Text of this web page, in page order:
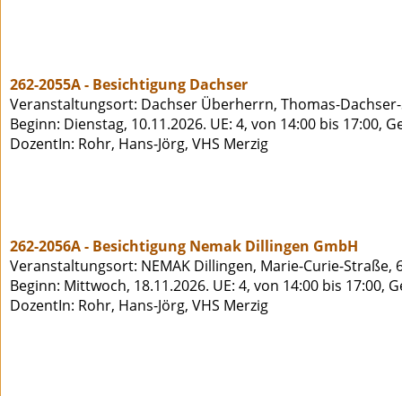
262-2055A - Besichtigung Dachser
Veranstaltungsort: Dachser Überherrn, Thomas-
Beginn: Dienstag, 10.11.2026. UE: 4, von 14:00 bis 17:00,
DozentIn: Rohr, Hans-Jörg, VHS Merzig
262-2056A - Besichtigung Nemak Dillingen GmbH
Veranstaltungsort: NEMAK Dillingen, Marie-Curie-Straße,
Beginn: Mittwoch, 18.11.2026. UE: 4, von 14:00 bis 17:00,
DozentIn: Rohr, Hans-Jörg, VHS Merzig